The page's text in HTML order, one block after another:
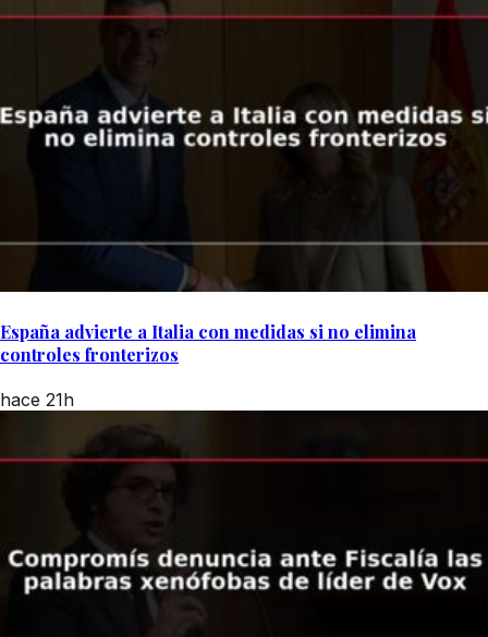
España advierte a Italia con medidas si no elimina
controles fronterizos
hace 21h